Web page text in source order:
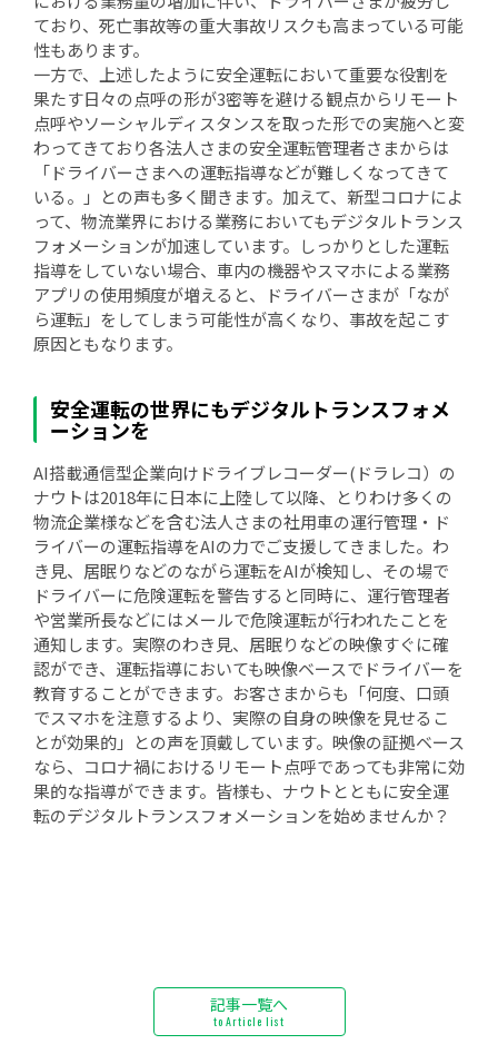
ており、死亡事故等の重大事故リスクも高まっている可能
性もあります。
一方で、上述したように安全運転において重要な役割を
果たす日々の点呼の形が3密等を避ける観点からリモート
点呼やソーシャルディスタンスを取った形での実施へと変
わってきており各法人さまの安全運転管理者さまからは
「ドライバーさまへの運転指導などが難しくなってきて
いる。」との声も多く聞きます。加えて、新型コロナによ
って、物流業界における業務においてもデジタルトランス
フォメーションが加速しています。しっかりとした運転
指導をしていない場合、車内の機器やスマホによる業務
アプリの使用頻度が増えると、ドライバーさまが「なが
ら運転」をしてしまう可能性が高くなり、事故を起こす
原因ともなります。
安全運転の世界にもデジタルトランスフォメ
ーションを
AI搭載通信型企業向けドライブレコーダー(ドラレコ）の
ナウトは2018年に日本に上陸して以降、とりわけ多くの
物流企業様などを含む法人さまの社用車の運行管理・ド
ライバーの運転指導をAIの力でご支援してきました。わ
き見、居眠りなどのながら運転をAIが検知し、その場で
ドライバーに危険運転を警告すると同時に、運行管理者
や営業所長などにはメールで危険運転が行われたことを
通知します。実際のわき見、居眠りなどの映像すぐに確
認ができ、運転指導においても映像ベースでドライバーを
教育することができます。お客さまからも「何度、口頭
でスマホを注意するより、実際の自身の映像を見せるこ
とが効果的」との声を頂戴しています。映像の証拠ベース
なら、コロナ禍におけるリモート点呼であっても非常に効
果的な指導ができます。皆様も、ナウトとともに安全運
転のデジタルトランスフォメーションを始めませんか？
記事一覧へ
to Article list